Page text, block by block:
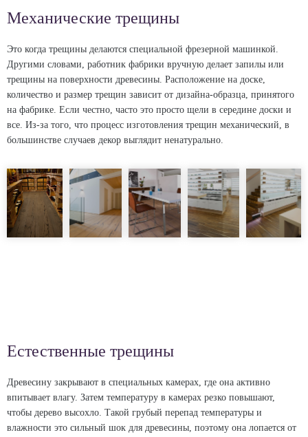
Механические трещины
Это когда трещины делаются специальной фрезерной машинкой.
Другими словами, работник фабрики вручную делает запилы или
трещины на поверхности древесины. Расположение на доске,
количество и размер трещин зависит от дизайна-образца, принятого
на фабрике. Если честно, часто это просто щели в середине доски и
все. Из-за того, что процесс изготовления трещин механический, в
большинстве случаев декор выглядит ненатурально.
Естественные трещины
Древесину закрывают в специальных камерах, где она активно
впитывает влагу. Затем температуру в камерах резко повышают,
чтобы дерево высохло. Такой грубый перепад температуры и
влажности это сильный шок для древесины, поэтому она лопается от